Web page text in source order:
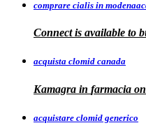
comprare cialis in
Connect is available to
acquista clomid canada
Kamagra in farmacia
acquistare clomid generico